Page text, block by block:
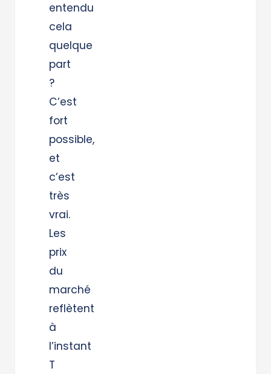
entendu
cela
quelque
part
?
C’est
fort
possible,
et
c’est
très
vrai.
Les
prix
du
marché
reflètent
à
l’instant
T